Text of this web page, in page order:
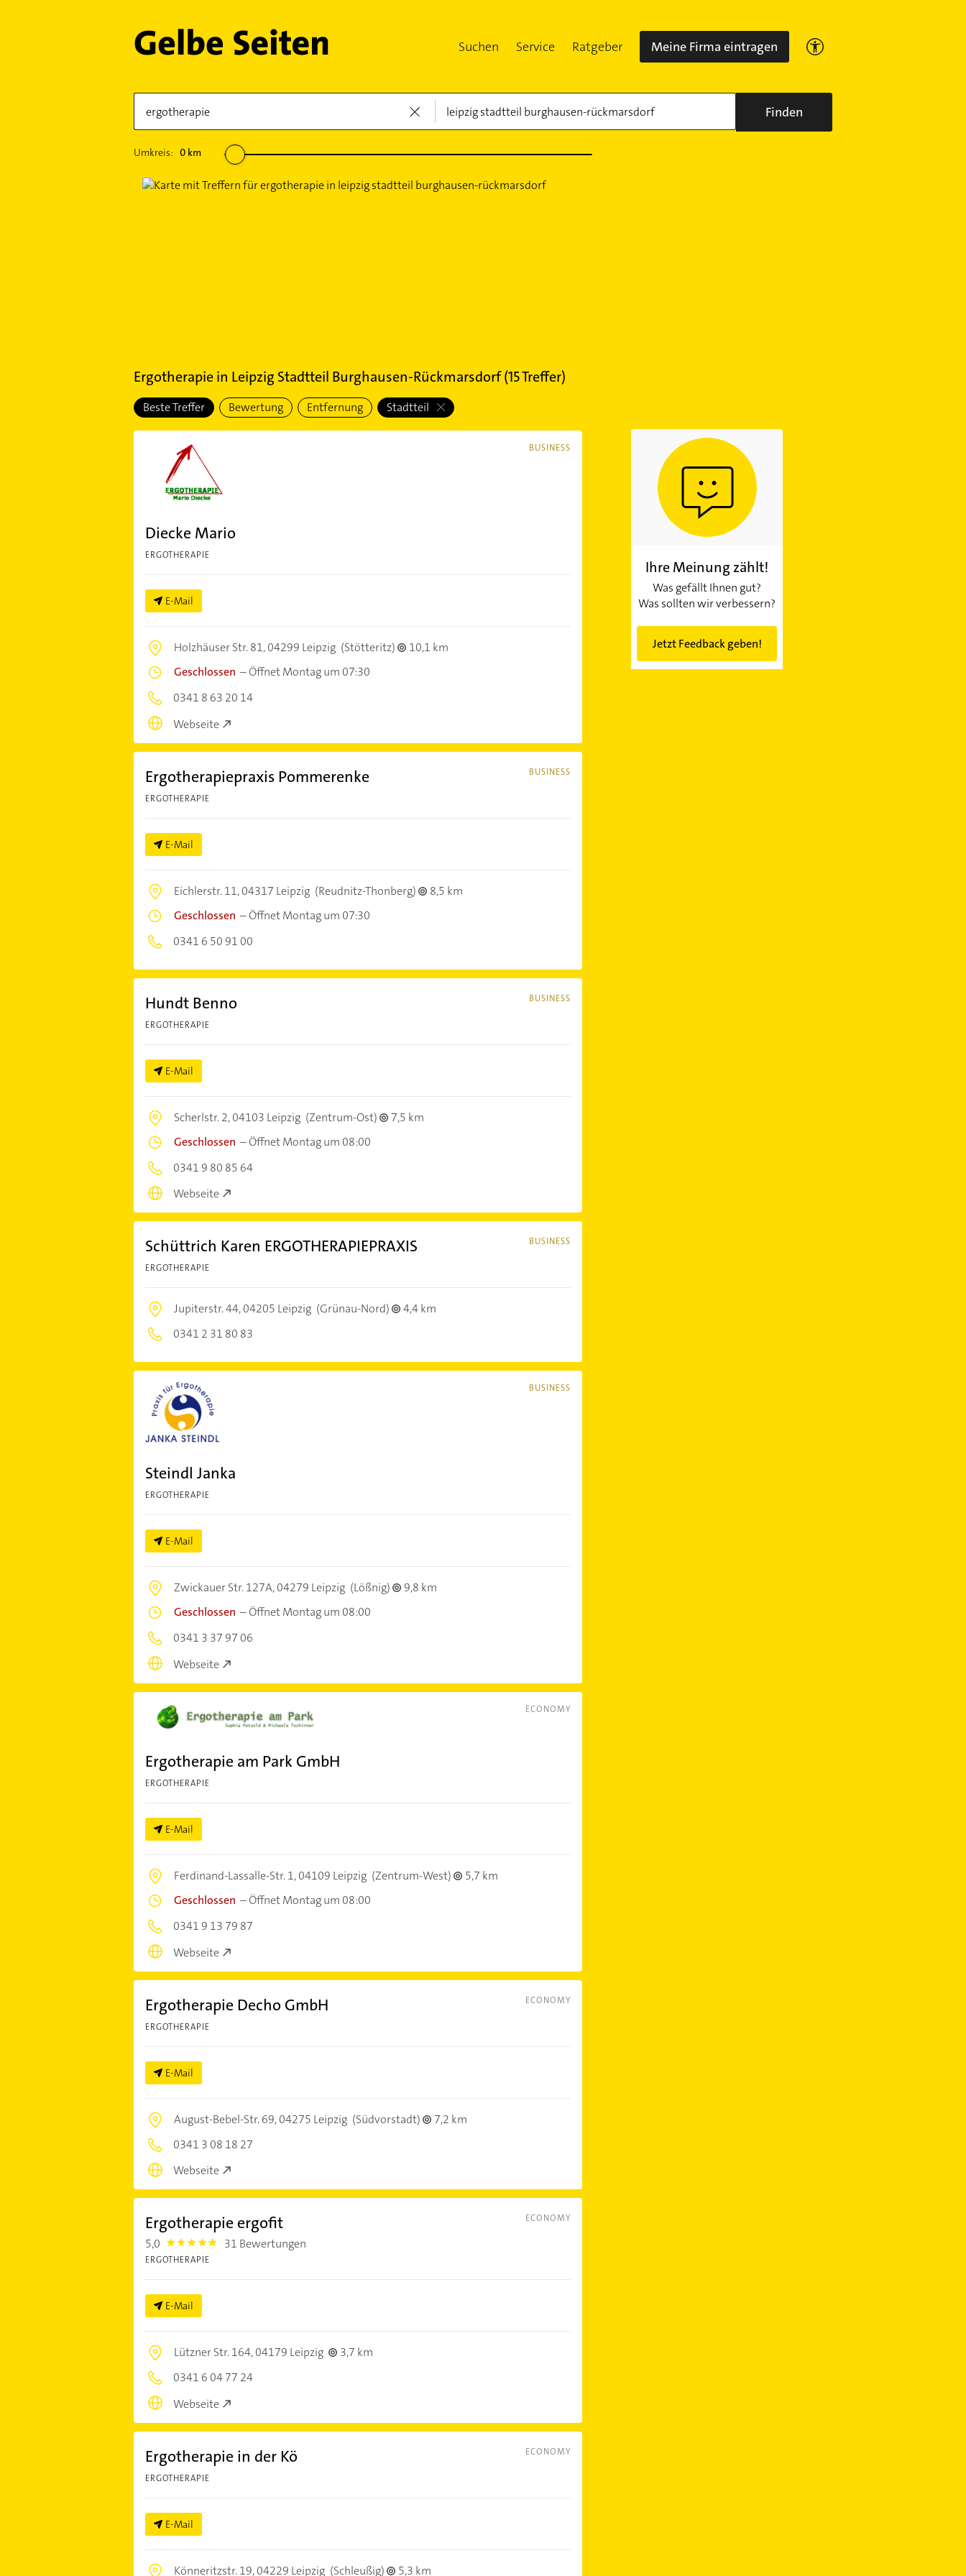
Suchen Service Ratgeber Meine Firma eintragen
Finden
Umkreis: 0km
Ergotherapiein Leipzig Stadtteil Burghausen-Rückmarsdorf(15Treffer)
Beste Treffer Bewertung Entfernung Stadtteil
BUSINESS
Diecke Mario
ERGOTHERAPIE
E-Mail
Holzhäuser Str. 81,04299 Leipzig (Stötteritz)
10,1 km
Geschlossen –Öffnet Montag um 07:30
0341 8 63 20 14
Webseite
BUSINESS
Ergotherapiepraxis Pommerenke
ERGOTHERAPIE
E-Mail
Eichlerstr. 11,04317 Leipzig (Reudnitz-Thonberg)
8,5 km
Geschlossen –Öffnet Montag um 07:30
0341 6 50 91 00
BUSINESS
Hundt Benno
ERGOTHERAPIE
E-Mail
Scherlstr. 2,04103 Leipzig (Zentrum-Ost)
7,5 km
Geschlossen –Öffnet Montag um 08:00
0341 9 80 85 64
Webseite
BUSINESS
Schüttrich Karen ERGOTHERAPIEPRAXIS
ERGOTHERAPIE
Jupiterstr. 44,04205 Leipzig (Grünau-Nord)
4,4 km
0341 2 31 80 83
BUSINESS
Steindl Janka
ERGOTHERAPIE
E-Mail
Zwickauer Str. 127A,04279 Leipzig (Lößnig)
9,8 km
Geschlossen –Öffnet Montag um 08:00
0341 3 37 97 06
Webseite
ECONOMY
Ergotherapie am Park GmbH
ERGOTHERAPIE
E-Mail
Ferdinand-Lassalle-Str. 1,04109 Leipzig (Zentrum-West)
5,7 km
Geschlossen –Öffnet Montag um 08:00
0341 9 13 79 87
Webseite
ECONOMY
Ergotherapie Decho GmbH
ERGOTHERAPIE
E-Mail
August-Bebel-Str. 69,04275 Leipzig (Südvorstadt)
7,2 km
0341 3 08 18 27
Webseite
ECONOMY
Ergotherapie ergofit
5,0 5.0 31 Bewertungen
ERGOTHERAPIE
E-Mail
Lützner Str. 164,04179 Leipzig
3,7 km
0341 6 04 77 24
Webseite
ECONOMY
Ergotherapie in der Kö
ERGOTHERAPIE
E-Mail
Könneritzstr. 19,04229 Leipzig (Schleußig) 5,3 km
Ihre Meinung zählt!
Was gefällt Ihnen gut?
Was sollten wir verbessern?
Jetzt Feedback geben!